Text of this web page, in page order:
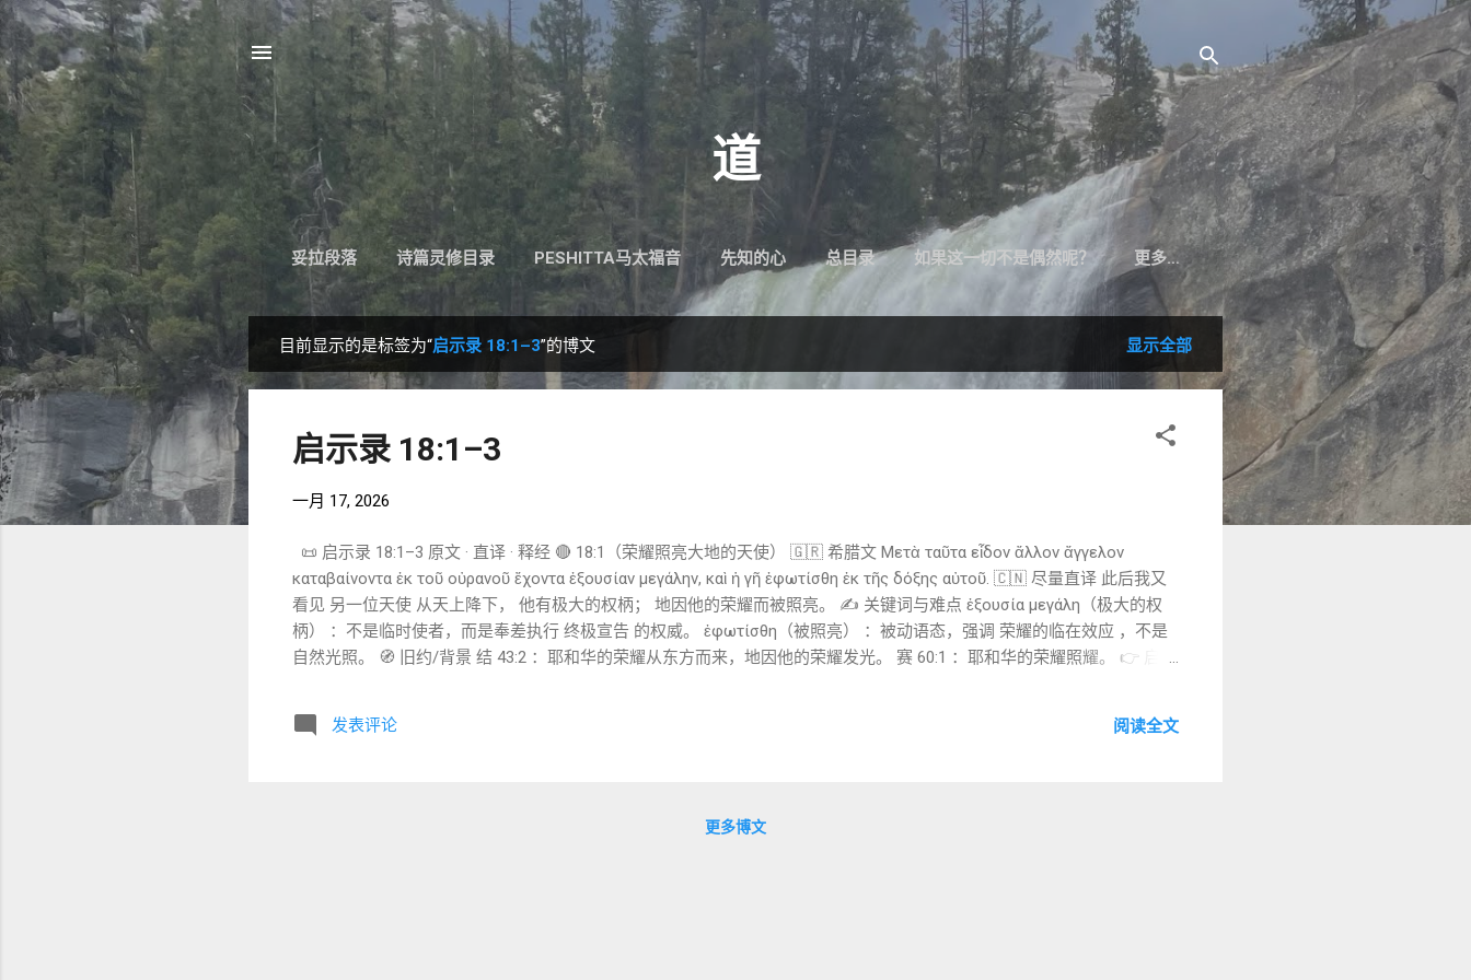
跳至主要内容
道
妥拉段落 诗篇灵修目录 PESHITTA马太福音 先知的心 总目录 如果这一切不是偶然呢？ 更多…
文
目前显示的是标签为“启示录 18:1–3”的博文 显示全部
启示录 18:1–3
一月 17, 2026
📜 启示录 18:1–3 原文 · 直译 · 释经 🔴 18:1（荣耀照亮大地的天使） 🇬🇷 希腊文 Μετὰ ταῦτα εἶδον ἄλλον ἄγγελον
καταβαίνοντα ἐκ τοῦ οὐρανοῦ ἔχοντα ἐξουσίαν μεγάλην, καὶ ἡ γῆ ἐφωτίσθη ἐκ τῆς δόξης αὐτοῦ. 🇨🇳 尽量直译 此后我又
看见 另一位天使 从天上降下， 他有极大的权柄； 地因他的荣耀而被照亮。 ✍️ 关键词与难点 ἐξουσία μεγάλη（极大的权
柄） ：不是临时使者，而是奉差执行 终极宣告 的权威。 ἐφωτίσθη（被照亮） ：被动语态，强调 荣耀的临在效应 ，不是
自然光照。 🧭 旧约/背景 结 43:2 ：耶和华的荣耀从东方而来，地因他的荣耀发光。 赛 60:1 ：耶和华的荣耀照耀。 👉 启示
παντὸς πνεύματος ἀκαθάρτου καὶ φυλακὴ παντὸς ὀρνέου ἀκαθάρτου καὶ μεμισημένου. 🇨🇳 尽量直译 他用大能的声音呼
实。 κατοικητήριον / φυλακή（住处 / 囚笼、巢穴） ：从“荣耀之城”到“荒凉之地”的强烈反转。 ὀρνέον ἀκάθαρτον（污秽
之鸟） ：利未记洁净/不洁系统的回声。 🧭 旧约/背景 赛 13–14；耶 50...
发表评论 阅读全文
更多博文